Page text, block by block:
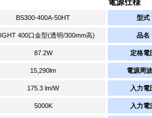
BS300-400A-50HT
400口金型(透明/300mm高)
87.2W
15,290lm
175.3 lm/W
5000K
型式
品名
定格電
電源周
入力電
入力電